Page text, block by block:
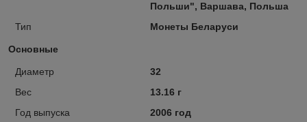
Польши", Варшава, Польша
Тип
Монеты Беларуси
Основные
Диаметр
32
Вес
13.16 г
Год выпуска
2006 год